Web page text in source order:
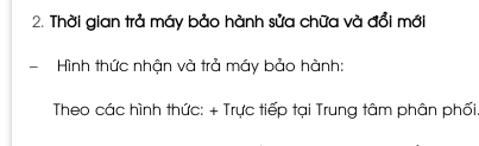
Thời gian trả máy bảo hành sửa chữa và đổi mới
– Hình thức nhận và trả máy bảo hành:
Theo các hình thức: + Trực tiếp tại Trung tâm phân phối.